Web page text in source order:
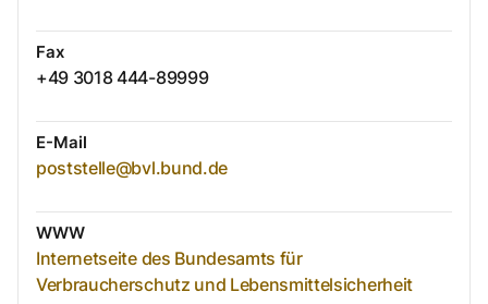
Fax
+49 3018 444-89999
E-Mail
poststelle@bvl.bund.de
WWW
Internetseite des Bundesamts für
Verbraucherschutz und Lebensmittelsicherheit